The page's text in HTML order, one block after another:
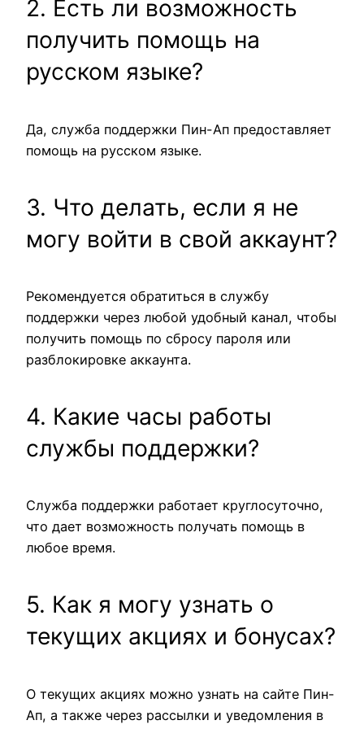
2. Есть ли возможность
получить помощь на
русском языке?
Да, служба поддержки Пин-Ап предоставляет
помощь на русском языке.
3. Что делать, если я не
могу войти в свой аккаунт?
Рекомендуется обратиться в службу
поддержки через любой удобный канал, чтобы
получить помощь по сбросу пароля или
разблокировке аккаунта.
4. Какие часы работы
службы поддержки?
Служба поддержки работает круглосуточно,
что дает возможность получать помощь в
любое время.
5. Как я могу узнать о
текущих акциях и бонусах?
О текущих акциях можно узнать на сайте Пин-
Ап, а также через рассылки и уведомления в